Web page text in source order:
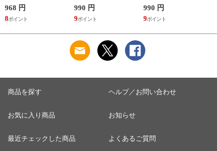
本製 抗菌防臭
968 円
8
スタンダード ノーマ
ルショーツ ML
Wacoal
990 円
9
スタンダード ノーマ
ルショーツ ML
Wacoal
990 円
9
商品を探す
お気に入り商品
最近チェックした商品
ヘルプ／お問い合わせ
お知らせ
よくあるご質問